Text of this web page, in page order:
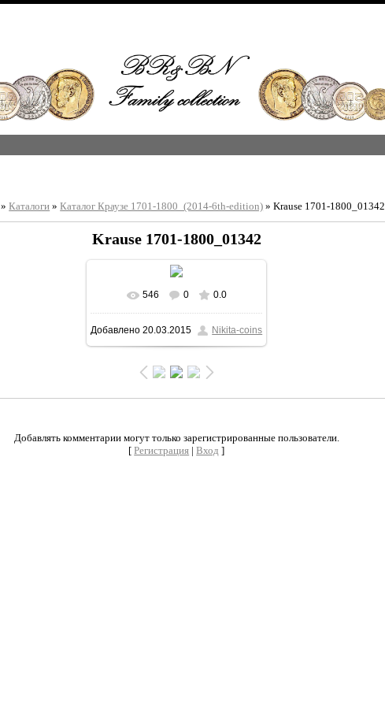
»Каталоги »Каталог Краузе 1701-1800_(2014-6th-edition) » Krause 1701-1800_01342
Krause 1701-1800_01342
В реальном размере
1213x1600/ 364.3Kb
546 0 0.0
Добавлено 20.03.2015 Nikita-coins
Добавлять комментарии могут только зарегистрированные пользователи.
[Регистрация |Вход ]